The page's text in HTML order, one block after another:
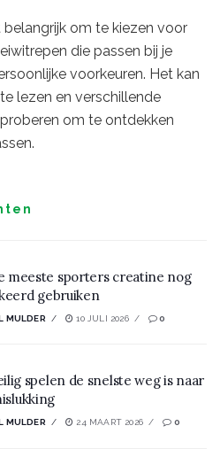
om te kiezen voor
die passen bij je
voorkeuren. Het kan
lezen en verschillende
om te ontdekken
meeste sporters creatine nog
gebruiken
MULDER 10 JULI 2026 0
spelen de snelste weg is naar
MULDER 24 MAART 2026 0